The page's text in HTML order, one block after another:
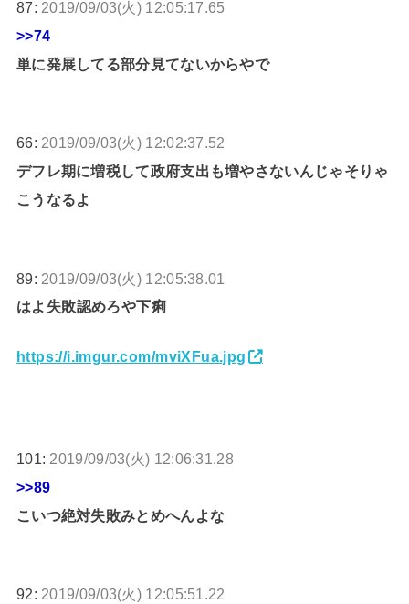
87: 2019/09/03(火) 12:05:17.65
>>74
単に発展してる部分見てないからやで
66: 2019/09/03(火) 12:02:37.52
デフレ期に増税して政府支出も増やさないんじゃそりゃ
こうなるよ
89: 2019/09/03(火) 12:05:38.01
はよ失敗認めろや下痢
https://i.imgur.com/mviXFua.jpg
101: 2019/09/03(火) 12:06:31.28
>>89
こいつ絶対失敗みとめへんよな
92: 2019/09/03(火) 12:05:51.22